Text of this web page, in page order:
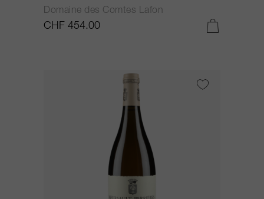
Domaine des Comtes Lafon
CHF 454.00